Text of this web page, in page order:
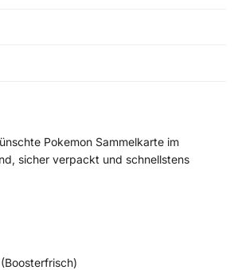
Pokemon Sammelkarte im
sicher verpackt und schnellstens